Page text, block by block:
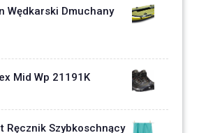
Wędkarski Dmuchany
Mid Wp 21191K
Ręcznik Szybkoschnący